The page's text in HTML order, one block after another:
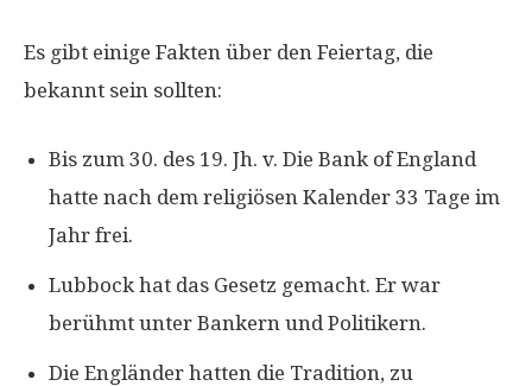
Es gibt einige Fakten über den Feiertag, die
bekannt sein sollten:
Bis zum 30. des 19. Jh. v. Die Bank of England
hatte nach dem religiösen Kalender 33 Tage im
Jahr frei.
Lubbock hat das Gesetz gemacht. Er war
berühmt unter Bankern und Politikern.
Die Engländer hatten die Tradition, zu